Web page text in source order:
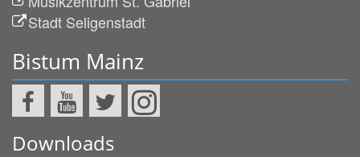
Stadt Seligenstadt
Bistum Mainz
Downloads